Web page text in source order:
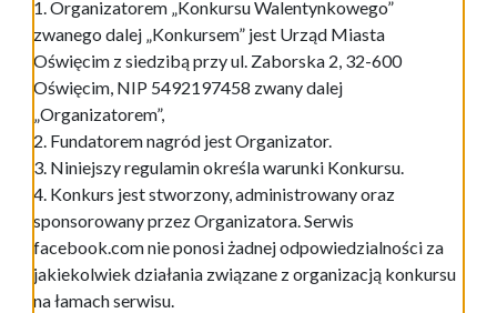
1. Organizatorem „Konkursu Walentynkowego”
zwanego dalej „Konkursem” jest Urząd Miasta
Oświęcim z siedzibą przy ul. Zaborska 2, 32-600
Oświęcim, NIP 5492197458 zwany dalej
„Organizatorem”,
2. Fundatorem nagród jest Organizator.
3. Niniejszy regulamin określa warunki Konkursu.
4. Konkurs jest stworzony, administrowany oraz
sponsorowany przez Organizatora. Serwis
facebook.com nie ponosi żadnej odpowiedzialności za
jakiekolwiek działania związane z organizacją konkursu
na łamach serwisu.